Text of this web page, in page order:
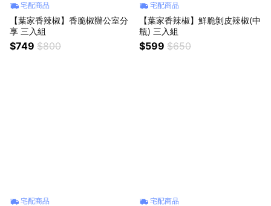
宅配商品
【葉家香辣椒】香脆椒辦公室分
享 三入組
$749 $800
宅配商品
【葉家香辣椒】鮮脆剝皮辣椒(中
瓶) 三入組
$599 $650
宅配商品 宅配商品